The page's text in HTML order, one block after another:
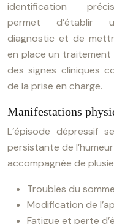
identification
permet d’établir
diagnostic et de
en place un traitement
des signes cliniques
de la prise en charge.
Manifestations
L’épisode dépressif
persistante de
accompagnée de
Troubles du
Modification de
Fatigue et perte